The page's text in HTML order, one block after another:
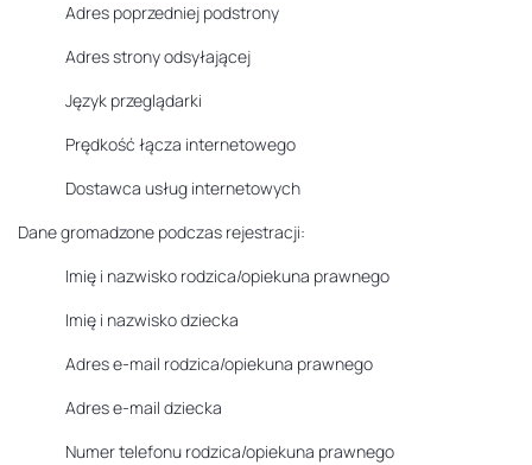
Adres poprzedniej podstrony
Adres strony odsyłającej
Język przeglądarki
Prędkość łącza internetowego
Dostawca usług internetowych
Dane gromadzone podczas rejestracji:
Imię i nazwisko rodzica/opiekuna prawnego
Imię i nazwisko dziecka
Adres e-mail rodzica/opiekuna prawnego
Adres e-mail dziecka
Numer telefonu rodzica/opiekuna prawnego